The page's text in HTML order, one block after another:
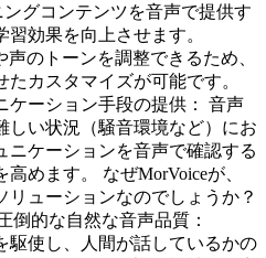
グコンテンツを音声で提供す
効果を向上させます。
のトーンを調整できるため、
カスタマイズが可能です。
ケーション手段の提供： 音声
しい状況（騒音環境など）にお
ニケーションを音声で確認する
めます。 なぜMorVoiceが、
リューションなのでしょうか？
倒的な自然な音声品質：
駆使し、人間が話しているかの